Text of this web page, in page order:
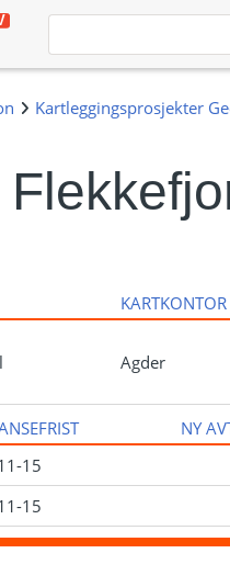
KARTKONTOR
Agder
NY
15
15